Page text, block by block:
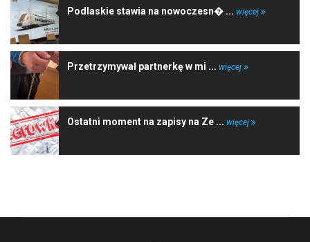
Podlaskie stawia na nowoczesn� ... więcej
Przetrzymywał partnerkę w mi ... więcej
Ostatni moment na zapisy na Ze ... więcej